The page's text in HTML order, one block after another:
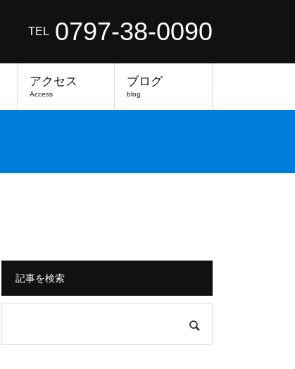
TEL 0797-38-0090
アクセス
Access
ブログ
blog
記事を検索